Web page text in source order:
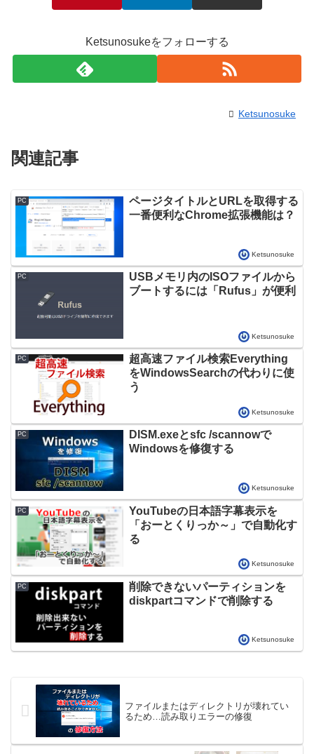
Ketsunosukeをフォローする
Ketsunosuke
関連記事
PC
ページタイトルとURLを取得する
一番便利なChrome拡張機能は？
Ketsunosuke
PC
USBメモリ内のISOファイルから
ブートするには「Rufus」が便利
Ketsunosuke
PC
超高速ファイル検索Everything
をWindowsSearchの代わりに使
う
Ketsunosuke
PC
DISM.exeとsfc /scannowで
Windowsを修復する
Ketsunosuke
PC
YouTubeの日本語字幕表示を
「おーとくりっか～」で自動化す
る
Ketsunosuke
PC
削除できないパーティションを
diskpartコマンドで削除する
Ketsunosuke
ファイルまたはディレクトリが壊れてい
るため…読み取りエラーの修復